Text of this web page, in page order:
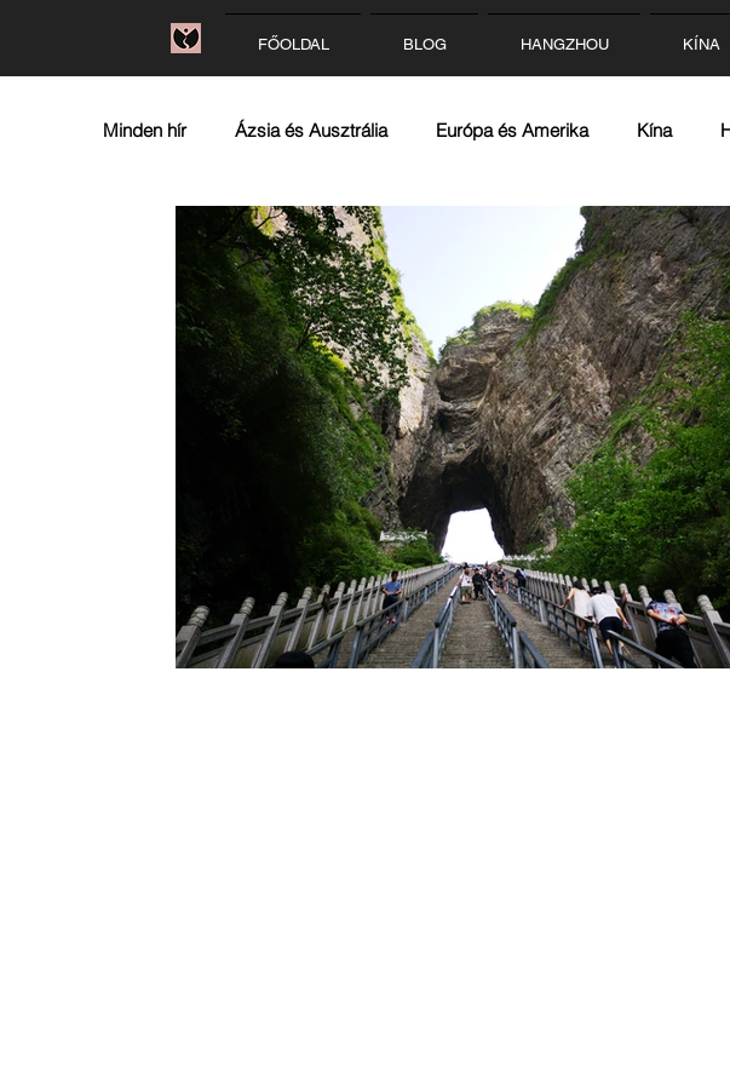
Minden hír Ázsia és Ausztrália Európa és Amerika Kína
Ausztrália Egyesült-Királyság USA
Franciaország Szlovénia Horvátország Lengyelország
FŐOLDAL BLOG HANGZHOU KÍNA